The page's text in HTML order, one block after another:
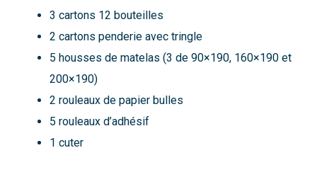
3 cartons 12 bouteilles
2 cartons penderie avec tringle
5 housses de matelas (3 de 90×190, 160×190 et
200×190)
2 rouleaux de papier bulles
5 rouleaux d’adhésif
1 cuter